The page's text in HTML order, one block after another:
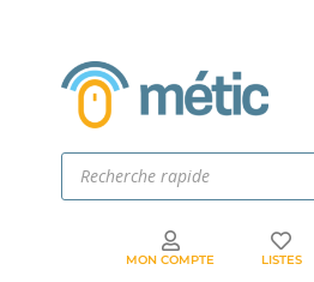
MON COMPTE LISTES